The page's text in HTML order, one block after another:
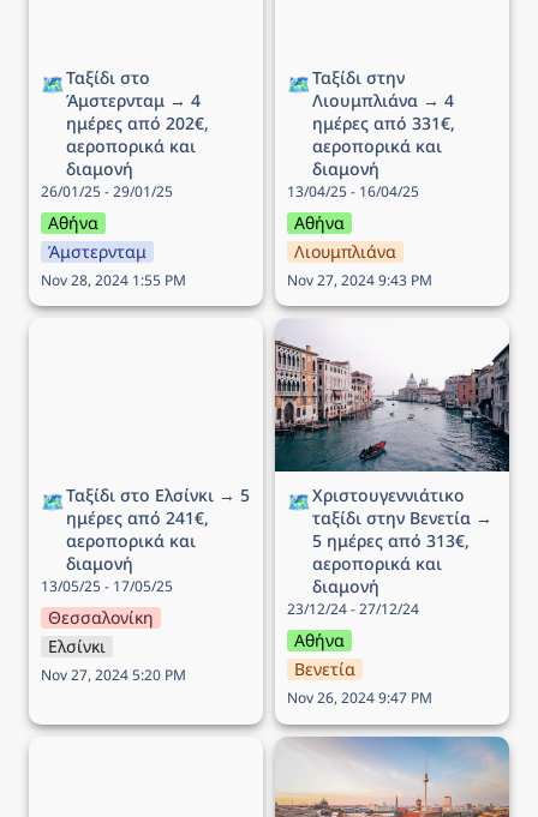
🗺️Ταξίδι στο
Άμστερνταμ → 4
ημέρες από 202€,
αεροπορικά και
διαμονή
26/01/25 - 29/01/25
Αθήνα
Άμστερνταμ
Nov 28, 2024 1:55 PM
🗺️Ταξίδι στην
Λιουμπλιάνα → 4
ημέρες από 331€,
αεροπορικά και
διαμονή
13/04/25 - 16/04/25
Αθήνα
Λιουμπλιάνα
Nov 27, 2024 9:43 PM
🗺️Ταξίδι στο Ελσίνκι → 5
ημέρες από 241€,
αεροπορικά και
διαμονή
13/05/25 - 17/05/25
Θεσσαλονίκη
Ελσίνκι
Nov 27, 2024 5:20 PM
Χριστουγεννιάτικο ταξίδι
στην Βενετία → 5 ημέρες
από 313€, αεροπορικά
και διαμονή
🗺️Χριστουγεννιάτικο
ταξίδι στην Βενετία →
5 ημέρες από 313€,
αεροπορικά και
διαμονή
23/12/24 - 27/12/24
Αθήνα
Βενετία
Nov 26, 2024 9:47 PM
Ταξίδι στο Βερολίνο → 4
ημέρες από 202€,
αεροπορικά και διαμονή